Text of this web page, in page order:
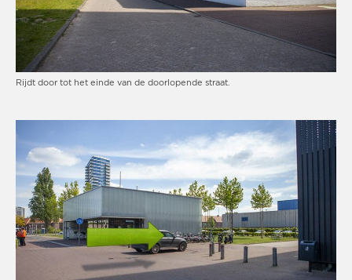
Rijdt door tot het einde van de doorlopende straat.